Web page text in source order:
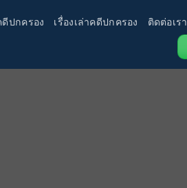
ปกครอง เรื่องเล่าคดีปกครอง ติดต่อเรา